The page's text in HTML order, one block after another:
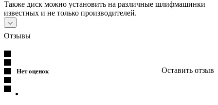
Также диск можно установить на различные шлифмашинки
известных и не только производителей.
Отзывы
Нет оценок Оставить отзыв